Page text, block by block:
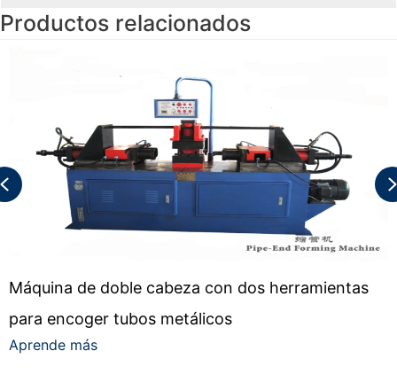
Productos relacionados
Máquina de doble cabeza con dos herramientas
para encoger tubos metálicos
Aprende más
Previous